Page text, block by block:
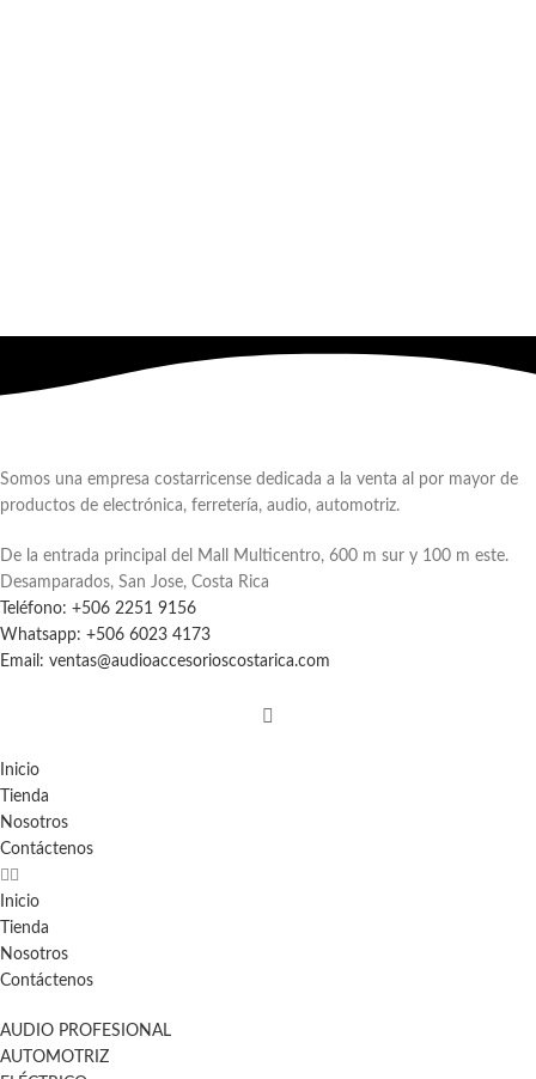
Somos una empresa costarricense dedicada a la venta al por mayor de
productos de electrónica, ferretería, audio, automotriz.
De la entrada principal del Mall Multicentro, 600 m sur y 100 m este.
Desamparados, San Jose, Costa Rica
Teléfono: +506 2251 9156
Whatsapp: +506 6023 4173
Email: ventas@audioaccesorioscostarica.com
Inicio
Tienda
Nosotros
Contáctenos
Inicio
Tienda
Nosotros
Contáctenos
AUDIO PROFESIONAL
AUTOMOTRIZ